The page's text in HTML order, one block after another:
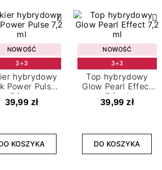
NOWOŚĆ
3+3
hybrydowy
Power Pulse
7,2 ml
39,99 zł
KOSZYKA
NOWOŚĆ
3+3
Top hybrydowy
Glow Pearl Effect
7,2 ml
39,99 zł
DO KOSZYKA